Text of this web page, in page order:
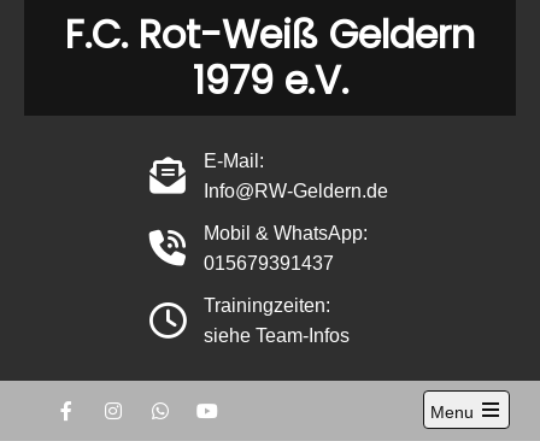
F.C. Rot-Weiß Geldern
1979 e.V.
E-Mail:
Info@RW-Geldern.de
Mobil & WhatsApp:
015679391437
Trainingzeiten:
siehe Team-Infos
Menu
Open